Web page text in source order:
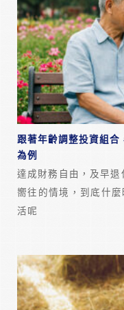
跟著年齡調整投資組
為例
達成財務自由，及早
嚮往的情境，到底什
活呢